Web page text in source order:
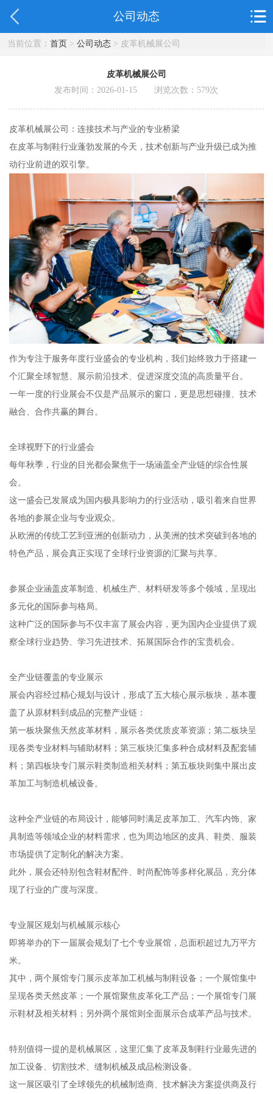
公司动态
当前位置： 首页> 公司动态> 皮革机械展公司
皮革机械展公司
发布时间：2026-01-15 浏览次数： 579次
皮革机械展公司：连接技术与产业的专业桥梁
在皮革与制鞋行业蓬勃发展的今天，技术创新与产业升级已成为推
动行业前进的双引擎。
作为专注于服务年度行业盛会的专业机构，我们始终致力于搭建一
个汇聚全球智慧、展示前沿技术、促进深度交流的高质量平台。
一年一度的行业展会不仅是产品展示的窗口，更是思想碰撞、技术
融合、合作共赢的舞台。
全球视野下的行业盛会
每年秋季，行业的目光都会聚焦于一场涵盖全产业链的综合性展
会。
这一盛会已发展成为国内极具影响力的行业活动，吸引着来自世界
各地的参展企业与专业观众。
从欧洲的传统工艺到亚洲的创新动力，从美洲的技术突破到各地的
特色产品，展会真正实现了全球行业资源的汇聚与共享。
参展企业涵盖皮革制造、机械生产、材料研发等多个领域，呈现出
多元化的国际参与格局。
这种广泛的国际参与不仅丰富了展会内容，更为国内企业提供了观
察全球行业趋势、学习先进技术、拓展国际合作的宝贵机会。
全产业链覆盖的专业展示
展会内容经过精心规划与设计，形成了五大核心展示板块，基本覆
盖了从原材料到成品的完整产业链：
第一板块聚焦天然皮革材料，展示各类优质皮革资源；第二板块呈
现各类专业材料与辅助材料；第三板块汇集多种合成材料及配套辅
料；第四板块专门展示鞋类制造相关材料；第五板块则集中展出皮
革加工与制造机械设备。
这种全产业链的布局设计，能够同时满足皮革加工、汽车内饰、家
具制造等领域企业的材料需求，也为周边地区的皮具、鞋类、服装
市场提供了定制化的解决方案。
此外，展会还特别包含鞋材配件、时尚配饰等多样化展品，充分体
现了行业的广度与深度。
专业展区规划与机械展示核心
即将举办的下一届展会规划了七个专业展馆，总面积超过九万平方
米。
其中，两个展馆专门展示皮革加工机械与制鞋设备；一个展馆集中
呈现各类天然皮革；一个展馆聚焦皮革化工产品；一个展馆专门展
示鞋材及相关材料；另外两个展馆则全面展示合成革产品与技术。
特别值得一提的是机械展区，这里汇集了皮革及制鞋行业最先进的
加工设备、切割技术、缝制机械及成品检测设备。
这一展区吸引了全球领先的机械制造商、技术解决方案提供商及行